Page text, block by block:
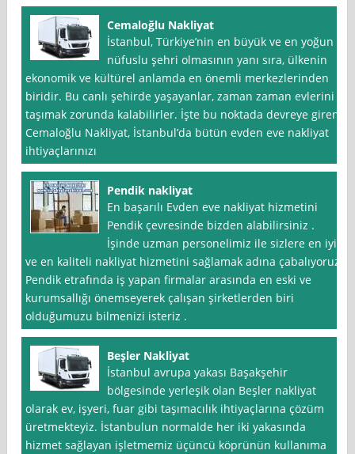
Cemaloğlu Nakliyat
İstanbul, Türkiye’nin en büyük ve en yoğun
nüfuslu şehri olmasının yanı sıra, ülkenin
ekonomik ve kültürel anlamda en önemli merkezlerinden
biridir. Bu canlı şehirde yaşayanlar, zaman zaman evlerini
taşımak zorunda kalabilirler. İşte bu noktada devreye giren
Cemaloğlu Nakliyat, İstanbul’da bütün evden eve nakliyat
ihtiyaçlarınızı
Pendik nakliyat
En başarılı Evden eve nakliyat hizmetini
Pendik çevresinde bizden alabilirsiniz .
İşinde uzman personelimiz ile sizlere en iyi
ve en kaliteli nakliyat hizmetini sağlamak adına çabalıyoruz.
Pendik etrafında iş yapan firmalar arasında en eski ve
kurumsallığı önemseyerek çalışan şirketlerden biri
olduğumuzu bilmenizi isteriz .
Beşler Nakliyat
İstanbul avrupa yakası Başakşehir
bölgesinde yerleşik olan Beşler nakliyat
olarak ev, işyeri, fuar gibi taşımacılık ihtiyaçlarına çözüm
üretmekteyiz. İstanbulun normalde her iki yakasında
hizmet sağlayan işletmemiz üçüncü köprünün kullanıma